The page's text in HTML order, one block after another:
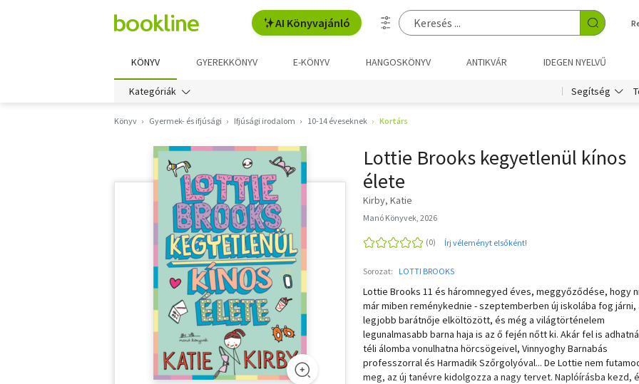
AI Könyvajánló
KÖNYV GYEREKKÖNYV E-KÖNYV HANGOSKÖNYV ANTIKVÁR IDEGEN NYELVŰ
Kategóriák Segítség
Könyv Gyermek- és ifjúsági Ifjúsági irodalom 10-14 éveseknek Kortárs
Lottie Brooks kegyetlenül kínos
élete
Kirby, Katie
Manó Könyvek, 2026
Írj véleményt elsőként!
Sorozat: LOTTI BROOKS
Lottie Brooks 11 és háromnegyed éves, meggyőződése, hogy
már miben reménykednie - szeptemberben új iskolába fog járni,
legjobb barátnője elköltözött, és még a világtörténelem
legunalmasabb barna haja is az ő fején nőtt ki. Akár fel is
téli álomba vonulhatna hörcsögeivel, Vinnyoghy Barnabás
professzorral és Harmadik Szőrgolyóval... De Lottie nem
meg, az új tanévre kidolgozza a nagy tervet. Naplóírásba kezd,